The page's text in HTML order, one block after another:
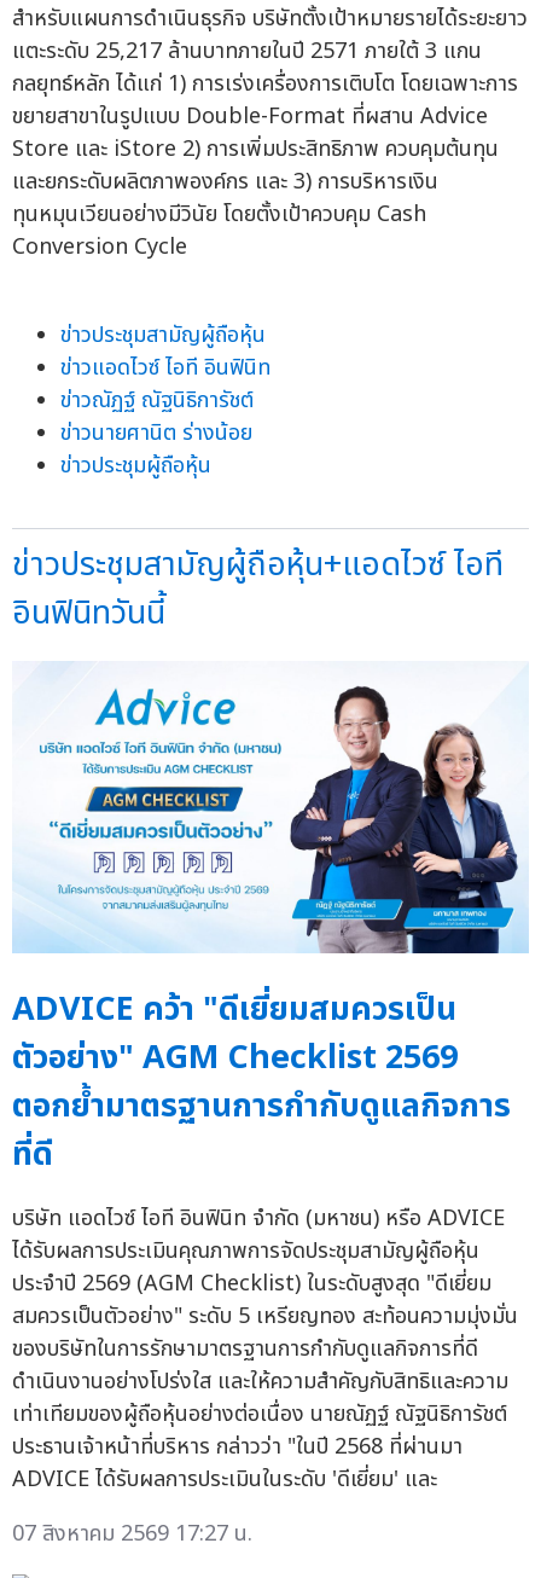
สำหรับแผนการดำเนินธุรกิจ บริษัทตั้งเป้าหมายรายได้ระยะยาว
แตะระดับ 25,217 ล้านบาทภายในปี 2571 ภายใต้ 3 แกน
กลยุทธ์หลัก ได้แก่ 1) การเร่งเครื่องการเติบโต โดยเฉพาะการ
ขยายสาขาในรูปแบบ Double-Format ที่ผสาน Advice
Store และ iStore 2) การเพิ่มประสิทธิภาพ ควบคุมต้นทุน
และยกระดับผลิตภาพองค์กร และ 3) การบริหารเงิน
ทุนหมุนเวียนอย่างมีวินัย โดยตั้งเป้าควบคุม Cash
Conversion Cycle
ข่าวประชุมสามัญผู้ถือหุ้น
ข่าวแอดไวซ์ ไอที อินฟินิท
ข่าวณัฏฐ์ ณัฐนิธิการัชต์
ข่าวนายศานิต ร่างน้อย
ข่าวประชุมผู้ถือหุ้น
ข่าวประชุมสามัญผู้ถือหุ้น+แอดไวซ์ ไอที
อินฟินิทวันนี้
ADVICE คว้า "ดีเยี่ยมสมควรเป็น
ตัวอย่าง" AGM Checklist 2569
ตอกย้ำมาตรฐานการกำกับดูแลกิจการ
ที่ดี
บริษัท แอดไวซ์ ไอที อินฟินิท จำกัด (มหาชน) หรือ ADVICE
ได้รับผลการประเมินคุณภาพการจัดประชุมสามัญผู้ถือหุ้น
ประจำปี 2569 (AGM Checklist) ในระดับสูงสุด "ดีเยี่ยม
สมควรเป็นตัวอย่าง" ระดับ 5 เหรียญทอง สะท้อนความมุ่งมั่น
ของบริษัทในการรักษามาตรฐานการกำกับดูแลกิจการที่ดี
ดำเนินงานอย่างโปร่งใส และให้ความสำคัญกับสิทธิและความ
เท่าเทียมของผู้ถือหุ้นอย่างต่อเนื่อง นายณัฏฐ์ ณัฐนิธิการัชต์
ประธานเจ้าหน้าที่บริหาร กล่าวว่า "ในปี 2568 ที่ผ่านมา
ADVICE ได้รับผลการประเมินในระดับ 'ดีเยี่ยม' และ
07 สิงหาคม 2569 17:27 น.